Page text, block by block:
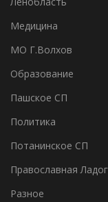
Культура
Ленобласть
Медицина
МО Г.Волхов
Образование
Пашское СП
Политика
Потанинское СП
Православная Ладога